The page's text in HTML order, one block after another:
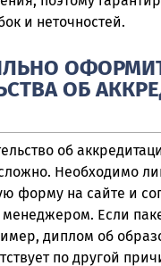
и неточностей.
ОБ
об
Необходимо
форму на сайте и
Если
диплом об
по другой